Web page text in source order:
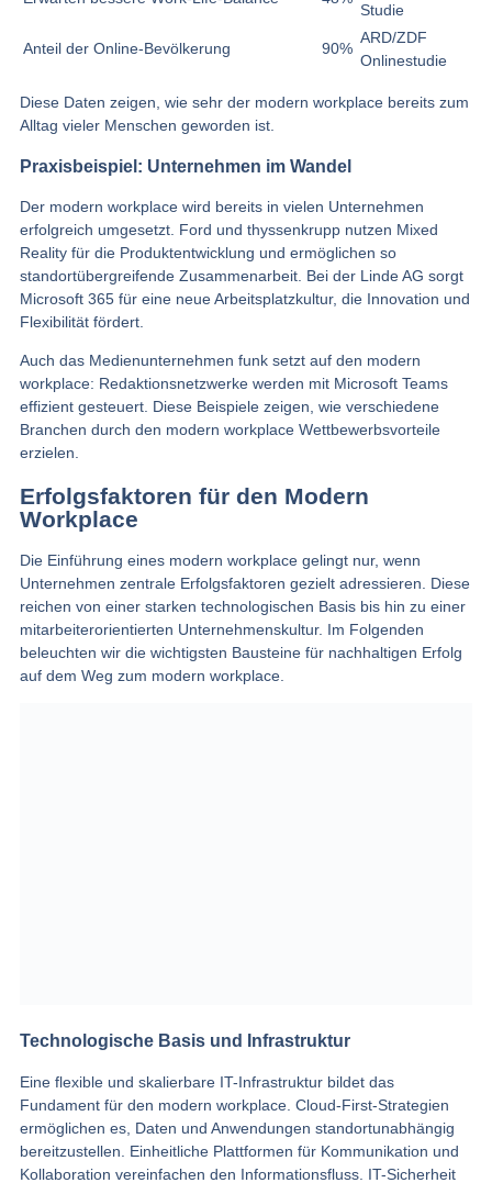
Studie
Anteil der Online-Bevölkerung 90%
ARD/ZDF
Onlinestudie
Diese Daten zeigen, wie sehr der modern workplace bereits zum
Alltag vieler Menschen geworden ist.
Praxisbeispiel: Unternehmen im Wandel
Der modern workplace wird bereits in vielen Unternehmen
erfolgreich umgesetzt. Ford und thyssenkrupp nutzen Mixed
Reality für die Produktentwicklung und ermöglichen so
standortübergreifende Zusammenarbeit. Bei der Linde AG sorgt
Microsoft 365 für eine neue Arbeitsplatzkultur, die Innovation und
Flexibilität fördert.
Auch das Medienunternehmen funk setzt auf den modern
workplace: Redaktionsnetzwerke werden mit Microsoft Teams
effizient gesteuert. Diese Beispiele zeigen, wie verschiedene
Branchen durch den modern workplace Wettbewerbsvorteile
erzielen.
Erfolgsfaktoren für den Modern
Workplace
Die Einführung eines modern workplace gelingt nur, wenn
Unternehmen zentrale Erfolgsfaktoren gezielt adressieren. Diese
reichen von einer starken technologischen Basis bis hin zu einer
mitarbeiterorientierten Unternehmenskultur. Im Folgenden
beleuchten wir die wichtigsten Bausteine für nachhaltigen Erfolg
auf dem Weg zum modern workplace.
Technologische Basis und Infrastruktur
Eine flexible und skalierbare IT-Infrastruktur bildet das
Fundament für den modern workplace. Cloud-First-Strategien
ermöglichen es, Daten und Anwendungen standortunabhängig
bereitzustellen. Einheitliche Plattformen für Kommunikation und
Kollaboration vereinfachen den Informationsfluss. IT-Sicherheit